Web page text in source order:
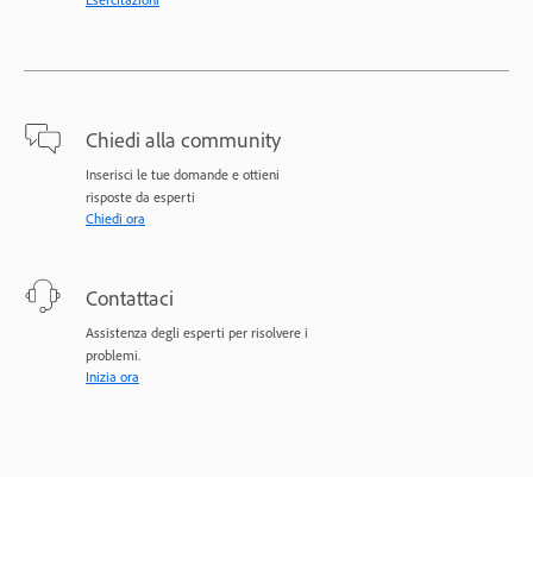
Chiedi alla community
Inserisci le tue domande e ottieni
risposte da esperti
Chiedi ora
Contattaci
Assistenza degli esperti per risolvere i
problemi.
Inizia ora